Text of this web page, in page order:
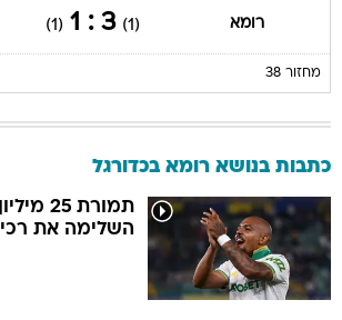
רומא (1)
3 : 1
(1)
מחזור 38
כתבות בנושא רומא בכדורגל
תמורת
השלימה את